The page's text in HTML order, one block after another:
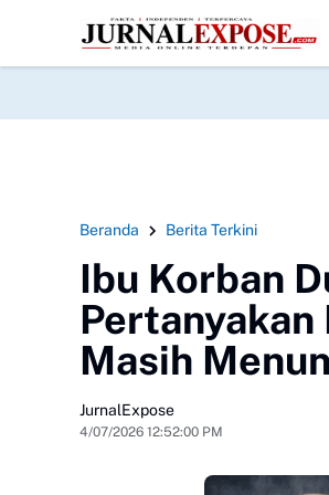
HEADLINE
Gelar Khitanan Massal GratisSaka
Beranda Berita Terkini
Ibu Korban
Pertanyakan
Masih
JurnalExpose
4/07/2026 12:52:00 PM